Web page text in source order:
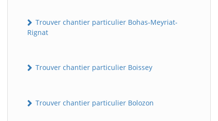
Trouver chantier particulier Bohas-Meyriat-
Rignat
Trouver chantier particulier Boissey
Trouver chantier particulier Bolozon